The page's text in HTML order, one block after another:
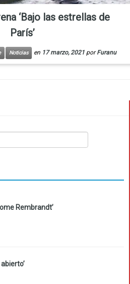
‘Bajo las estrellas de
París’
Noticias en 17 marzo, 2021 porFuranu
Rembrandt’